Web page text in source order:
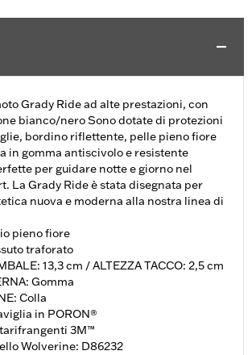
Grady Ride ad alte prestazioni, con
bianco/nero Sono dotate di protezioni
bordino riflettente, pelle pieno fiore
in gomma antiscivolo e resistente
per guidare notte e giorno nel
La Grady Ride è stata disegnata per
nuova e moderna alla nostra linea di
pieno fiore
traforato
13,3 cm / ALTEZZA TACCO: 2,5 cm
Gomma
Colla
in PORON®
3M™
Wolverine: D86232